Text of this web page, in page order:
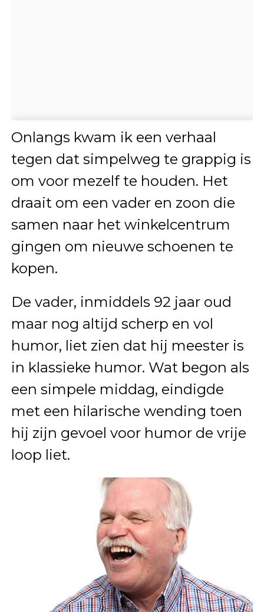
Onlangs kwam ik een verhaal
tegen dat simpelweg te grappig is
om voor mezelf te houden. Het
draait om een vader en zoon die
samen naar het winkelcentrum
gingen om nieuwe schoenen te
kopen.
De vader, inmiddels 92 jaar oud
maar nog altijd scherp en vol
humor, liet zien dat hij meester is
in klassieke humor. Wat begon als
een simpele middag, eindigde
met een hilarische wending toen
hij zijn gevoel voor humor de vrije
loop liet.